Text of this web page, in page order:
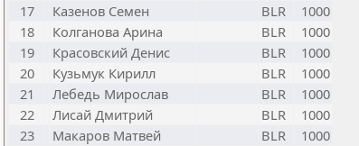
17
Казенов Семен BLR
1000
18
Колганова Арина BLR
1000
19
Красовский Денис BLR
1000
20
Кузьмук Кирилл BLR
1000
21
Лебедь Мирослав BLR
1000
22
Лисай Дмитрий BLR
1000
23
Макаров Матвей BLR
1000